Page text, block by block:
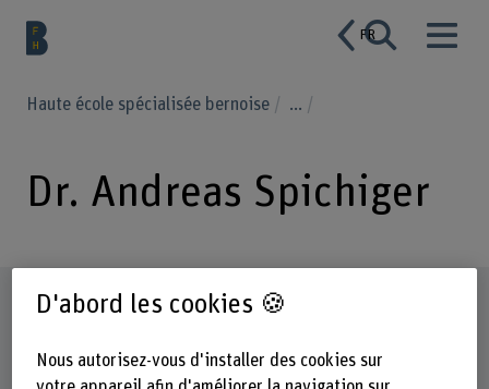
FR
Haute école spécialisée bernoise ...
Dr. Andreas Spichiger
Profil
D'abord les cookies 🍪
Nous autorisez-vous d'installer des cookies sur